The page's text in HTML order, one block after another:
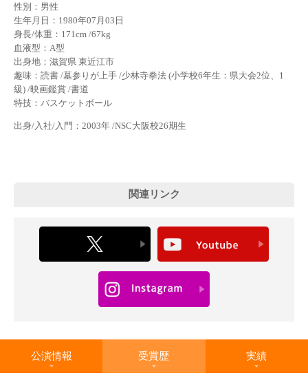
性別：男性
生年月日：1980年07月03日
身長/体重：171cm /67kg
血液型：A型
出身地：滋賀県 東近江市
趣味：読書 /墓参りが上手 /少林寺拳法 (小学校6年生：県大会2位、1
級) /映画鑑賞 /書道
特技：バスケットボール
出身/入社/入門：2003年 /NSC大阪校26期生
関連リンク
公演情報 受賞歴 実績